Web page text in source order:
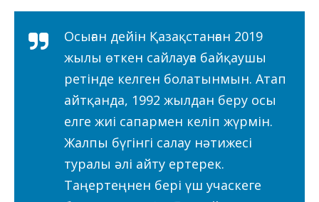
Осыған дейін Қазақстанған 2019
жылы өткен сайлауға байқаушы
ретінде келген болатынмын. Атап
айтқанда, 1992 жылдан беру осы
елге жиі сапармен келіп жүрмін.
Жалпы бүгінгі салау нәтижесі
туралы әлі айту ертерек.
Таңертеңнен бері үш учаскеге